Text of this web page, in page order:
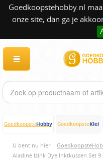
Goedkoopstehobby.nl
onze site, dan ga je
GoedkoopsteHobby GoedkoopsteKlei
U bent nu hier:
Aladine Izink Dye Inktkussen Set 9